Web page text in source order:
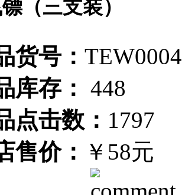
（三支装）
货号：
库存： 448
点击数： 1797
售价： ￥58元